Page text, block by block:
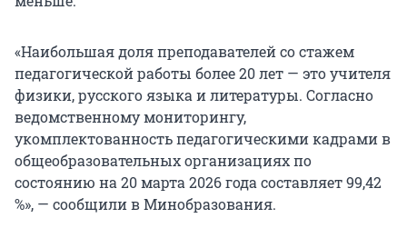
«Наибольшая доля преподавателей со стажем
педагогической работы более 20 лет — это учителя
физики, русского языка и литературы. Согласно
ведомственному мониторингу,
укомплектованность педагогическими кадрами в
общеобразовательных организациях по
состоянию на 20 марта 2026 года составляет 99,42
%», — сообщили в Минобразования.